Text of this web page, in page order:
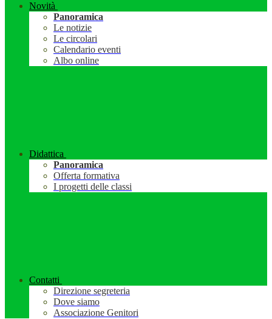
Novità
Panoramica
Le notizie
Le circolari
Calendario eventi
Albo online
Didattica
Panoramica
Offerta formativa
I progetti delle classi
Contatti
Direzione segreteria
Dove siamo
Associazione Genitori